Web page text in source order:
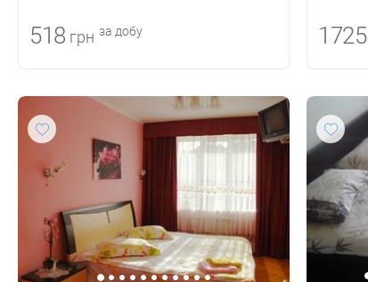
518 грн за добу 1725